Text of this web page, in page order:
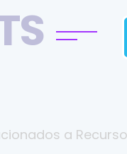
S
a